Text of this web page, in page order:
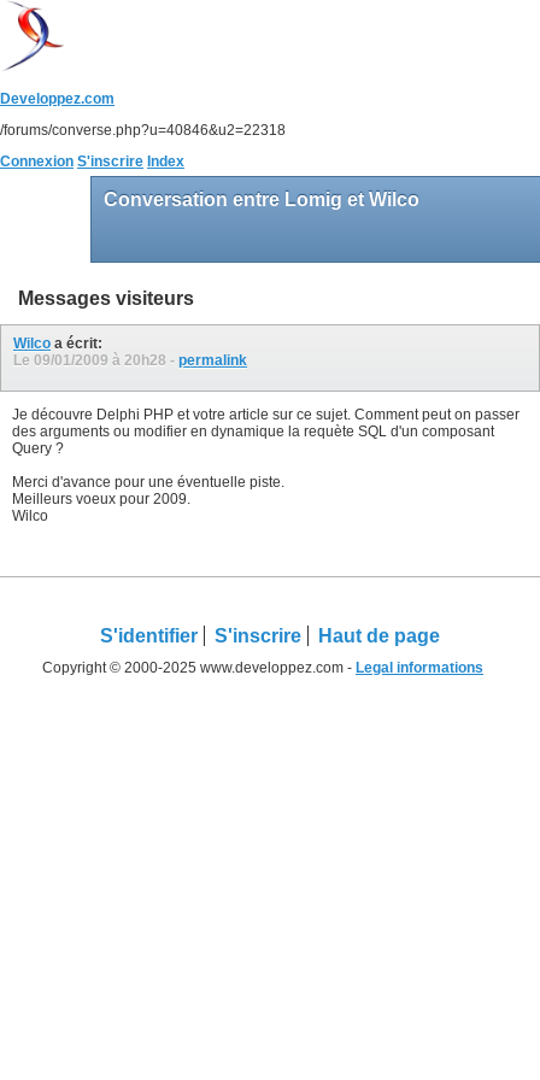
Developpez.com
/forums/converse.php?u=40846&u2=22318
Connexion S'inscrire Index
Conversation entre Lomig et Wilco
Messages visiteurs
Wilco a écrit:
Le 09/01/2009 à 20h28 - permalink
Je découvre Delphi PHP et votre article sur ce sujet. Comment peut on passer
des arguments ou modifier en dynamique la requète SQL d'un composant
Query ?
Merci d'avance pour une éventuelle piste.
Meilleurs voeux pour 2009.
Wilco
S'identifier S'inscrire Haut de page
Copyright © 2000-2025 www.developpez.com - Legal informations